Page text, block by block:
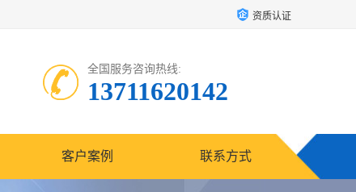
资质认证
全国服务咨询热线:
13711620142
客户案例 联系方式